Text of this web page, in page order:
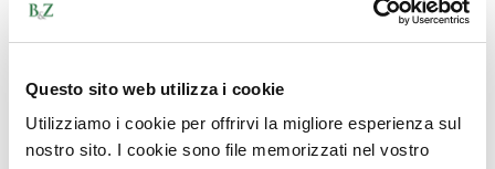
Questo sito web utilizza i cookie
Utilizziamo i cookie per offrirvi la migliore esperienza sul
nostro sito. I cookie sono file memorizzati nel vostro